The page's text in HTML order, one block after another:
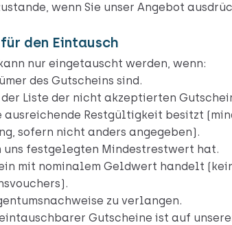
wenn Sie unser Angebot
den Eintausch
nur eingetauscht werden, wenn:
des Gutscheins sind.
Liste der nicht akzeptierten
ausreichende Restgültigkeit besitzt
sofern nicht anders angegeben).
uns festgelegten Mindestrestwert hat.
mit nominalem Geldwert handelt
zu verlangen.
Gutscheine ist auf